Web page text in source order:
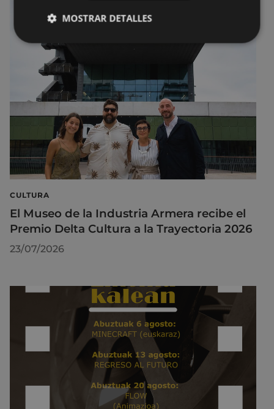
CULTURA
El Museo de la Industria Armera recibe el
Premio Delta Cultura a la Trayectoria 2026
23/07/2026
MOSTRAR DETALLES